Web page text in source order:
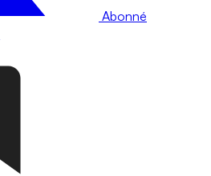
Abonné